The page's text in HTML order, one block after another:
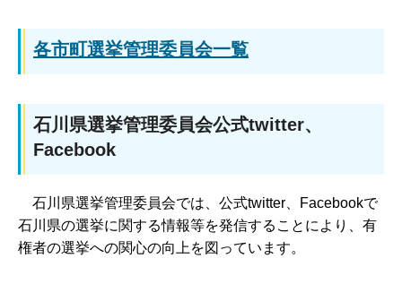
各市町選挙管理委員会一覧
石川県選挙管理委員会公式twitter、
Facebook
石川県選挙管理委員会では、公式twitter、Facebookで
石川県の選挙に関する情報等を発信することにより、有
権者の選挙への関心の向上を図っています。